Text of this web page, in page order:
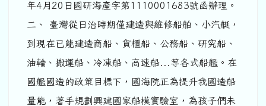
年4月20日國研海產字第1110001683號函辦理。
二、 臺灣從日治時期僅建造與維修船舶、小汽艇，
到現在已能建造商船、貨櫃船、公務船、研究船、
油輪、搬運船、冷凍船、高速船...等各式船艦。在
國艦國造的政策目標下，國海院正為提升我國造船
量能，著手規劃興建國家船模實驗室，為孩子們未